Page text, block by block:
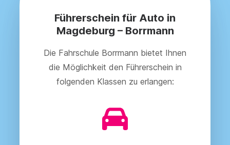
Führerschein für Auto in
Magdeburg – Borrmann
Die Fahrschule Borrmann bietet Ihnen
die Möglichkeit den Führerschein in
folgenden Klassen zu erlangen: